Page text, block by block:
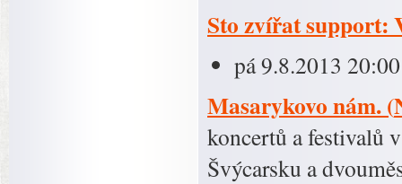
Sto zvířat support:
pá 9.8.2013 20:00
Masarykovo nám.(
koncertů a festivalů
Švýcarsku a